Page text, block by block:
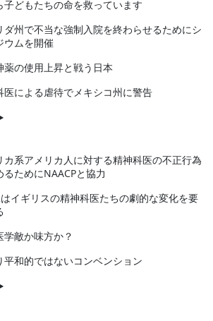
子どもたちの命を救っています
ダ州で不当な強制入院を終わらせるためにシ
ウムを開催
薬の使用上昇と戦う日本
医による虐待でメキシコ州に警告
カ系アメリカ人に対する精神科医の不正行為
るためにNAACPと協力
はイギリスの精神科医たちの劇的な変化を要
学敵か味方か？
平和的ではないコンベンション